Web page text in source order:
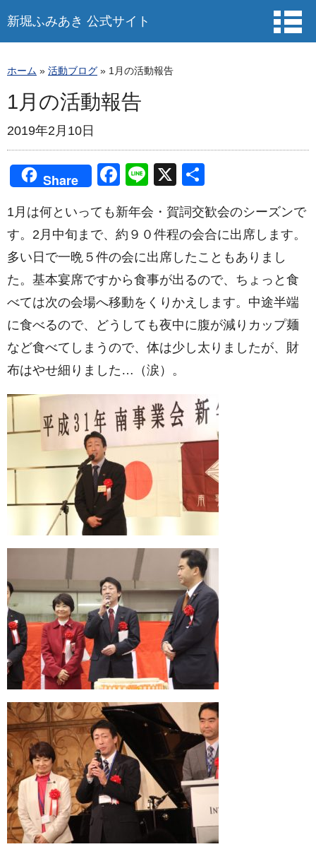
新堀ふみあき 公式サイト
ホーム » 活動ブログ » 1月の活動報告
1月の活動報告
2019年2月10日
Share
F
c
e
b
o
o
k
Li
e
X
1月は何といっても新年会・賀詞交歓会のシーズンで
す。2月中旬まで、約９０件程の会合に出席します。
多い日で一晩５件の会に出席したこともありまし
た。基本宴席ですから食事が出るので、ちょっと食
べては次の会場へ移動をくりかえします。中途半端
に食べるので、どうしても夜中に腹が減りカップ麺
など食べてしまうので、体は少し太りましたが、財
布はやせ細りました…（涙）。